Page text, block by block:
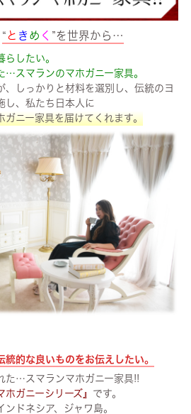
“と き め く ”を世界から…
らしたい。
…スマランのマホガニー家具。
、しっかりと材料を選別し、伝統のヨ
し、私たち日本人に
ガニー家具を届けてくれます。
的な良いものをお伝えしたい。
た…スマランマホガニー家具!!
ガニーシリーズ』 です。
ドネシア、ジャワ島。